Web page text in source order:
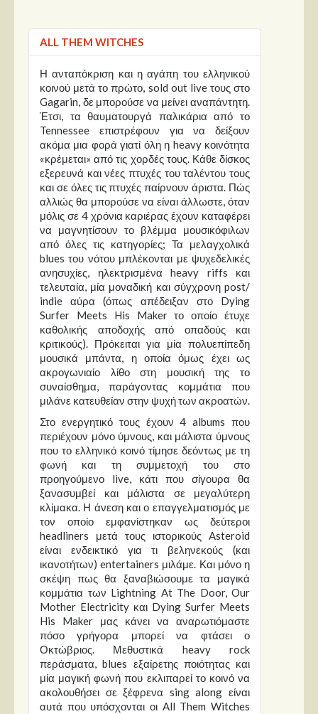
ALL THEM WITCHES
Η ανταπόκριση και η αγάπη του ελληνικού
κοινού μετά το πρώτο, sold out live τους στο
Gagarin, δε μπορούσε να μείνει αναπάντητη.
Έτσι, τα θαυματουργά παλικάρια από το
Tennessee επιστρέφουν για να δείξουν
ακόμα μια φορά γιατί όλη η heavy κοινότητα
«κρέμεται» από τις χορδές τους. Κάθε δίσκος
εξερευνά και νέες πτυχές του ταλέντου τους
και σε όλες τις πτυχές παίρνουν άριστα. Πώς
αλλιώς θα μπορούσε να είναι άλλωστε, όταν
μόλις σε 4 χρόνια καριέρας έχουν καταφέρει
να μαγνητίσουν το βλέμμα μουσικόφιλων
από όλες τις κατηγορίες; Τα μελαγχολικά
blues του νότου μπλέκονται με ψυχεδελικές
ανησυχίες, ηλεκτρισμένα heavy riffs και
τελευταία, μία μοναδική και σύγχρονη post/
indie αύρα (όπως απέδειξαν στο Dying
Surfer Meets His Maker το οποίο έτυχε
καθολικής αποδοχής από οπαδούς και
κριτικούς). Πρόκειται για μία πολυεπίπεδη
μουσικά μπάντα, η οποία όμως έχει ως
ακρογωνιαίο λίθο στη μουσική της το
συναίσθημα, παράγοντας κομμάτια που
μιλάνε κατευθείαν στην ψυχή των ακροατών.
Στο ενεργητικό τους έχουν 4 albums που
περιέχουν μόνο ύμνους, και μάλιστα ύμνους
που το ελληνικό κοινό τίμησε δεόντως με τη
φωνή και τη συμμετοχή του στο
προηγούμενο live, κάτι που σίγουρα θα
ξανασυμβεί και μάλιστα σε μεγαλύτερη
κλίμακα. Η άνεση και ο επαγγελματισμός με
τον οποίο εμφανίστηκαν ως δεύτεροι
headliners μετά τους ιστορικούς Asteroid
είναι ενδεικτικό για τι βεληνεκούς (και
ικανοτήτων) entertainers μιλάμε. Και μόνο η
σκέψη πως θα ξαναβιώσουμε τα μαγικά
κομμάτια των Lightning At The Door, Our
Mother Electricity και Dying Surfer Meets
His Maker μας κάνει να αναρωτιόμαστε
πόσο γρήγορα μπορεί να φτάσει ο
Οκτώβριος. Μεθυστικά heavy rock
περάσματα, blues εξαίρετης ποιότητας και
μία μαγική φωνή που εκλιπαρεί το κοινό να
ακολουθήσει σε ξέφρενα sing along είναι
αυτά που υπόσχονται οι All Them Witches